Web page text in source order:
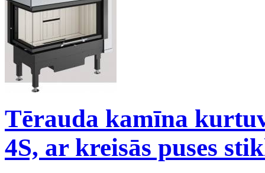
Tērauda kamīna
4S, ar kreisās puses